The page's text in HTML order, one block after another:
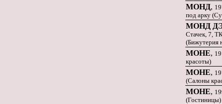
МОНД,
под арку
МОНД
Стачек, 7,
(Бижутерия
МОНЕ,
красоты)
МОНЕ,
(Салоны
МОНЕ,
(Гостиницы)